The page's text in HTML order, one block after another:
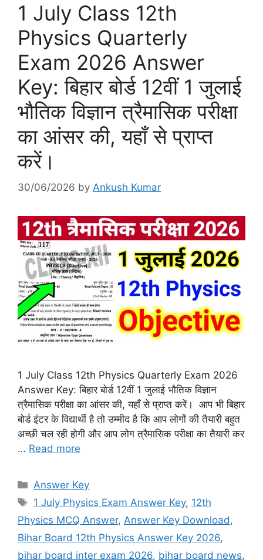
1 July Class 12th
Physics Quarterly
Exam 2026 Answer
Key: बिहार बोर्ड 12वीं 1 जुलाई
भौतिक विज्ञान त्रैमासिक परीक्षा
का आंसर की, यहाँ से प्राप्त
करें।
30/06/2026 by Ankush Kumar
1 July Class 12th Physics Quarterly Exam 2026
Answer Key: बिहार बोर्ड 12वीं 1 जुलाई भौतिक विज्ञान
त्रैमासिक परीक्षा का आंसर की, यहाँ से प्राप्त करें। आप भी बिहार
बोर्ड इंटर के विद्यार्थी है तो उम्मीद है कि आप लोगों की तैयारी बहुत
अच्छी चल रही होगी और आप लोग त्रैमासिक परीक्षा का तैयारी कर
… Read more
Categories
Answer Key
Tags
1 July Physics Exam Answer Key, 12th
Physics MCQ Answer, Answer Key Download ,
Bihar Board 12th Physics Answer Key 2026,
bihar board inter exam 2026, bihar board news,